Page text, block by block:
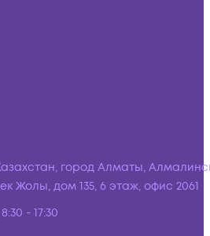
город Алматы,
Жолы, дом 135, 6 этаж, офис 2061
- 17:30